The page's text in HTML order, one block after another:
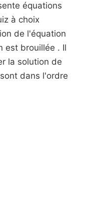
équations
à choix
de l'équation
est brouillée . Il
la solution de
dans l'ordre